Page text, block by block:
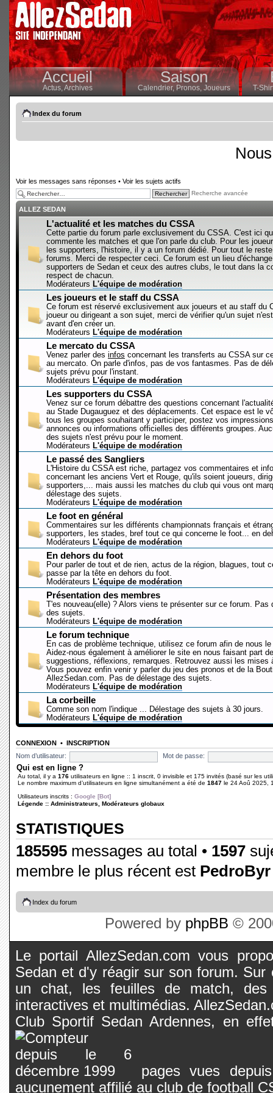
Accueil
Actus,Archives
Saison
Calendrier,Pronos, Joueurs T-
Index du forum
Voir les messages sans réponses • Voir les sujets actifs
Recherche avancée
ALLEZ SEDAN
L'actualité et les matches du CSSA
Cette partie du forum parle exclusivement du CSSA. C'est ici
commente les matches et que l'on parle du club. Pour les
les supporters, l'histoire, il y a un forum dédié. Pour tout le
forums. Merci de respecter ceci. Ce forum est un lieu
supporters de Sedan et ceux des autres clubs, le tout dans la
respect de chacun.
Modérateurs L'équipe de modération
Les joueurs et le staff du CSSA
Ce forum est réservé exclusivement aux joueurs et au staff du
joueur ou dirigeant a son sujet, merci de vérifier qu'un sujet
avant d'en créer un.
Modérateurs L'équipe de modération
Le mercato du CSSA
Venez parler des infos concernant les transferts au CSSA sur
au mercato. On parle d'infos, pas de vos fantasmes. Pas de
sujets prévu pour l'instant.
Modérateurs L'équipe de modération
Les supporters du CSSA
Venez sur ce forum débattre des questions concernant
au Stade Dugauguez et des déplacements. Cet espace est le
tous les groupes souhaitant y participer, postez vos
annonces ou informations officielles des différents groupes.
des sujets n'est prévu pour le moment.
Modérateurs L'équipe de modération
Le passé des Sangliers
L'Histoire du CSSA est riche, partagez vos commentaires et
concernant les anciens Vert et Rouge, qu'ils soient joueurs,
supporters,... mais aussi les matches du club qui vous ont
délestage des sujets.
Modérateurs L'équipe de modération
Le foot en général
Commentaires sur les différents championnats français et
supporters, les stades, bref tout ce qui concerne le foot... en
Modérateurs L'équipe de modération
En dehors du foot
Pour parler de tout et de rien, actus de la région, blagues, tout
passe par la tête en dehors du foot.
Modérateurs L'équipe de modération
Présentation des membres
T'es nouveau(elle) ? Alors viens te présenter sur ce forum. Pas
des sujets.
Modérateurs L'équipe de modération
Le forum technique
En cas de problème technique, utilisez ce forum afin de nous le
Aidez-nous également à améliorer le site en nous faisant part
suggestions, réflexions, remarques. Retrouvez aussi les mises
Vous pouvez enfin venir y parler du jeu des pronos et de la
AllezSedan.com. Pas de délestage des sujets.
Modérateurs L'équipe de modération
La corbeille
Comme son nom l'indique ... Délestage des sujets à 30 jours.
Modérateurs L'équipe de modération
CONNEXION • INSCRIPTION
Nom d’utilisateur:
Mot de passe:
Qui est en ligne ?
Au total, il y a 176 utilisateurs en ligne :: 1 inscrit, 0 invisible et 175 invités (basé sur les
Le nombre maximum d’utilisateurs en ligne simultanément a été de 1847 le 24 Aoû 2025,
Utilisateurs inscrits : Google [Bot]
Légende :: Administrateurs Modérateurs globaux
STATISTIQUES
185595 messages au total • 1597
membre le plus récent est PedroByr
Index du forum
Powered by phpBB ©
Le portail AllezSedan.com vous
Sedan et d'y réagir sur son forum.
un chat, les feuilles de match, des
interactives et multimédias.
Club Sportif Sedan Ardennes, en
pages vues
aucunement affilié au club de football